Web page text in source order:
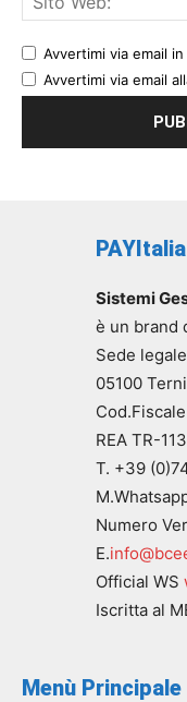
Avvertimi via email
Avvertimi via email
PAYItalia
Sistemi
è un brand
Sede
05100
REA TR-
T. +39
Numero
E.
Official WS
Iscritta al
Menù Principale